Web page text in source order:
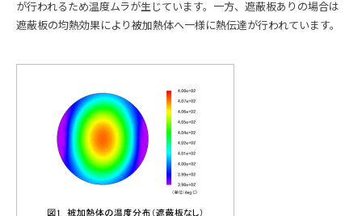
が行われるため温度ムラが生じています。一方、遮蔽板ありの場合は
遮蔽板の均熱効果により被加熱体へ一様に熱伝達が行われています。